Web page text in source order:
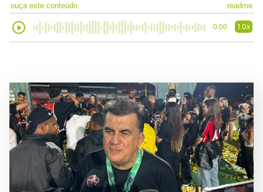
ouça este conteúdo readme
0:00 1.0x